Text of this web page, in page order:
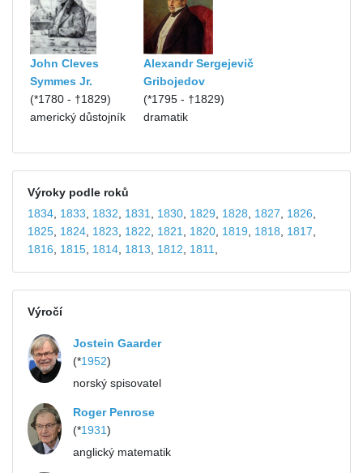
John Cleves
Symmes Jr.
(*1780 - †1829)
americký důstojník
Alexandr Sergejevič
Gribojedov
(*1795 - †1829)
dramatik
Výroky podle roků
1834, 1833 1832 1831 1830, 1829 1828 1827 1826
1825, 1824, 1823 1822 1821 1820, 1819 1818 1817
1816
1815, 1814, 1813 1812 1811
Výročí
Jostein Gaarder
(*1952)
norský spisovatel
Roger Penrose
(*1931)
anglický matematik